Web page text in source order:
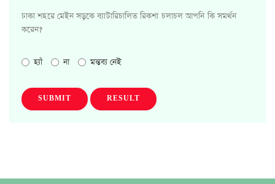
ঢাকা শহরে মেইন সড়কে ব্যাটারিচালিত রিকশা চলাচল আপনি কি সমর্থন
করেন?
হ্যাঁ না মন্তব্য নেই
SUBMIT RESULT